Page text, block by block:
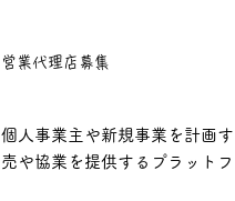
営業代理店募集
個人事業主や新規事業を計画
売や協業を提供するプラット